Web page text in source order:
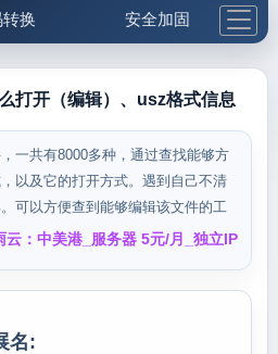
换 安全加固
民 更多工具
付宝大红包
打开（编辑）、usz格式信息
一共有8000多种，通过查找能够方
以及它的打开方式。遇到自己不清
可以方便查到能够编辑该文件的工
云：中美港_服务器 5元/月_独立IP
名: